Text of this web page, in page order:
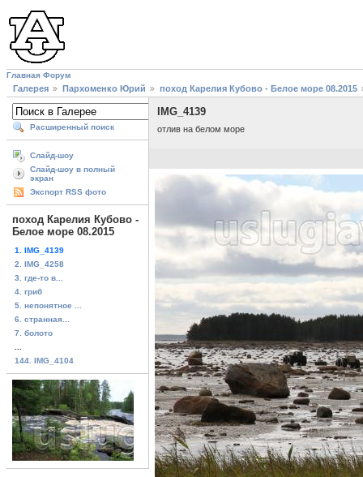
Главная Форум
Галерея Пархоменко Юрий поход Карелия Кубово - Белое море 08.2015
Расширенный поиск
Слайд-шоу
Слайд-шоу в полный
экран
Экспорт RSS фото
поход Карелия Кубово -
Белое море 08.2015
1. IMG_4139
2. IMG_4258
3. где-то в...
4. гриб
5. непонятное ...
6. странная...
7. болото
144. IMG_4104
IMG_4139
отлив на белом море